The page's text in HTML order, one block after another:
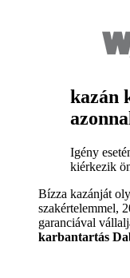
kazán
Igény
kiérkezik
Bízza kazánját
szakértelemmel,
garanciával
karbantartás